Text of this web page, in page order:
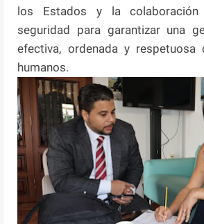
los Estados y la
seguridad para garantizar una
efectiva, ordenada y respetuosa
humanos.